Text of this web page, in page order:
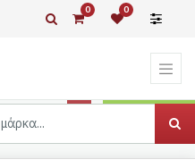
0 0